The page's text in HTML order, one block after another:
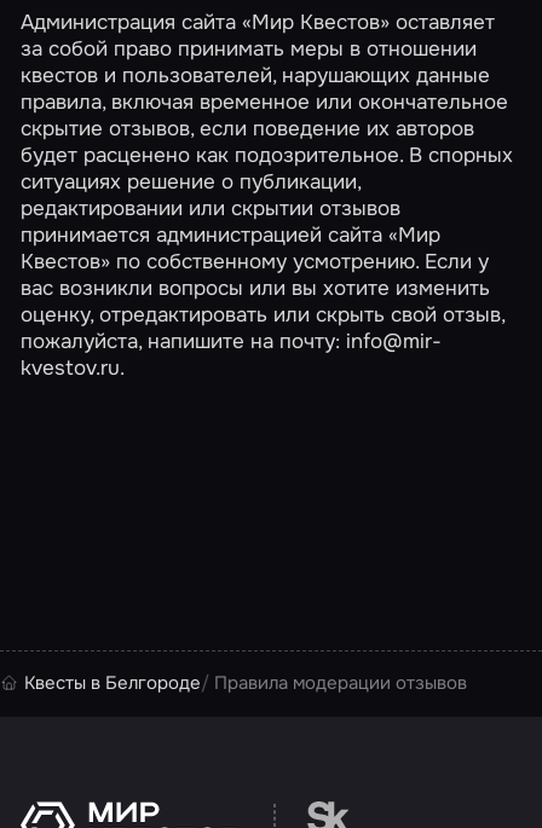
Администрация сайта «Мир Квестов» оставляет
за собой право принимать меры в отношении
квестов и пользователей, нарушающих данные
правила, включая временное или окончательное
скрытие отзывов, если поведение их авторов
будет расценено как подозрительное. В спорных
ситуациях решение о публикации,
редактировании или скрытии отзывов
принимается администрацией сайта «Мир
Квестов» по собственному усмотрению. Если у
вас возникли вопросы или вы хотите изменить
оценку, отредактировать или скрыть свой отзыв,
пожалуйста, напишите на почту: info@mir-
kvestov.ru.
Квесты в Белгороде Правила модерации отзывов
Перейти на сайт